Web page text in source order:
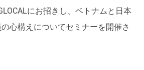
にお招きし、ベトナムと日本
心構えについてセミナーを開催さ